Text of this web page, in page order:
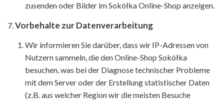
zusenden oder Bilder im Sokółka Online-Shop anzeigen.
Vorbehalte zur Datenverarbeitung
Wir informieren Sie darüber, dass wir IP-Adressen von
Nutzern sammeln, die den Online-Shop Sokółka
besuchen, was bei der Diagnose technischer Probleme
mit dem Server oder der Erstellung statistischer Daten
(z.B. aus welcher Region wir die meisten Besuche